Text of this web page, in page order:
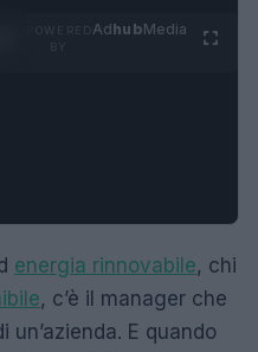
AdhubMedia
energia rinnovabile, chi
, c’è il manager che
E quando